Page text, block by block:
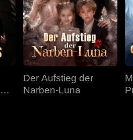
Der Aufstieg der
Narben-Luna